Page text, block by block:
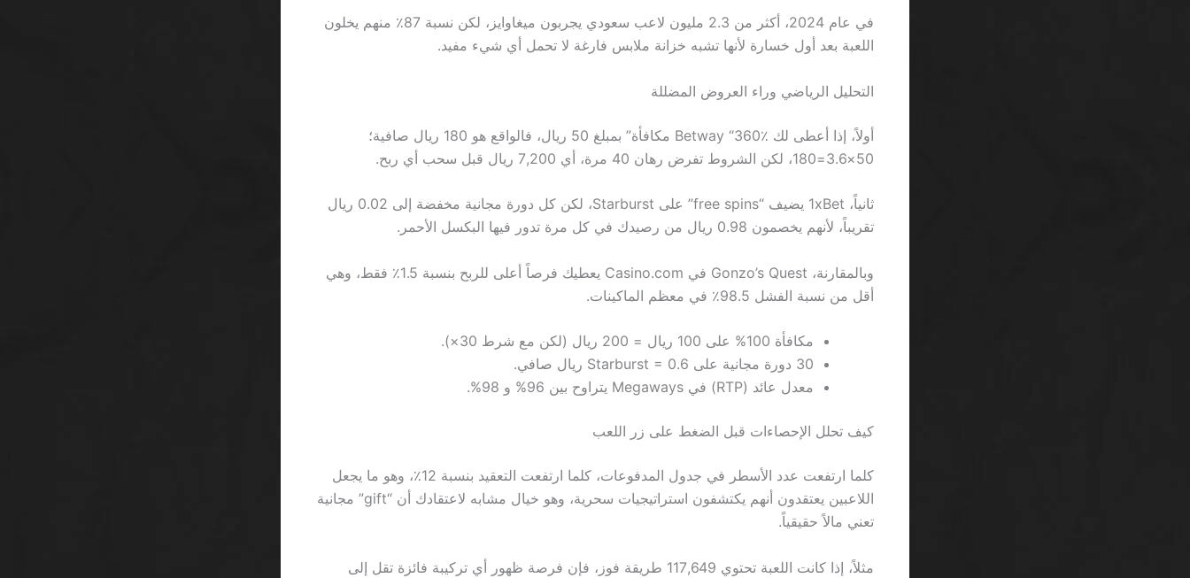
في عام 2024، أكثر من 2.3 مليون لاعب سعودي يجربون ميغاوايز، لكن نسبة 87٪ منهم يخلون
اللعبة بعد أول خسارة لأنها تشبه خزانة ملابس فارغة لا تحمل أي شيء مفيد.
التحليل الرياضي وراء العروض المضللة
أولاً، إذا أعطى لك Betway “360٪ مكافأة” بمبلغ 50 ريال، فالواقع هو 180 ريال صافية؛
50×3.6=180، لكن الشروط تفرض رهان 40 مرة، أي 7,200 ريال قبل سحب أي ربح.
ثانياً، 1xBet يضيف “free spins” على Starburst، لكن كل دورة مجانية مخفضة إلى 0.02 ريال
تقريباً، لأنهم يخصمون 0.98 ريال من رصيدك في كل مرة تدور فيها البكسل الأحمر.
وبالمقارنة، Gonzo’s Quest في Casino.com يعطيك فرصاً أعلى للربح بنسبة 1.5٪ فقط، وهي
أقل من نسبة الفشل 98.5٪ في معظم الماكينات.
مكافأة 100% على 100 ريال = 200 ريال (لكن مع شرط 30×).
30 دورة مجانية على Starburst = 0.6 ريال صافي.
معدل عائد (RTP) في Megaways يتراوح بين 96% و 98%.
كيف تحلل الإحصاءات قبل الضغط على زر اللعب
كلما ارتفعت عدد الأسطر في جدول المدفوعات، كلما ارتفعت التعقيد بنسبة 12٪، وهو ما يجعل
اللاعبين يعتقدون أنهم يكتشفون استراتيجيات سحرية، وهو خيال مشابه لاعتقادك أن “gift” مجانية
تعني مالاً حقيقياً.
مثلاً، إذا كانت اللعبة تحتوي 117,649 طريقة فوز، فإن فرصة ظهور أي تركيبة فائزة تقل إلى